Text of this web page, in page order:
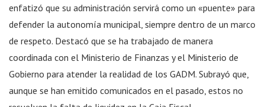
enfatizó que su administración servirá como un «puente» para
defender la autonomía municipal, siempre dentro de un marco
de respeto. Destacó que se ha trabajado de manera
coordinada con el Ministerio de Finanzas y el Ministerio de
Gobierno para atender la realidad de los GADM. Subrayó que,
aunque se han emitido comunicados en el pasado, estos no